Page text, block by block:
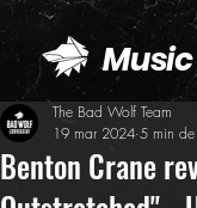
Music
Benton Crane
The Bad Wolf Team
19 mar 2024 5 min de